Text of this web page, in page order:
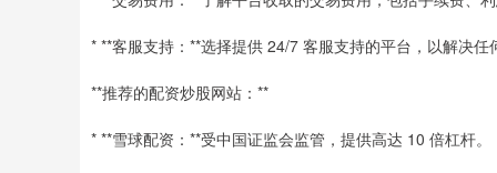
* **客服支持：**选择提供 24/7 客服支持的平台，以解决任
**推荐的配资炒股网站：**
* **雪球配资：**受中国证监会监管，提供高达 10 倍杠杆。